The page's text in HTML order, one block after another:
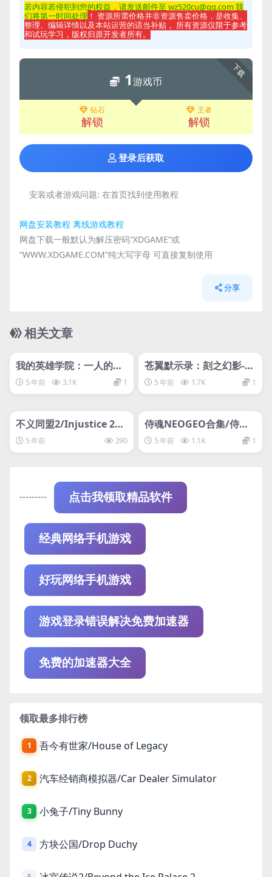
若内容若侵犯到您的权益，请发送邮件至 wz520cu@qq.com 我
们将第一时间处理 ！ 资源所需价格并非资源售卖价格，是收集、
整理、编辑详情以及本站运营的适当补贴， 所有资源仅限于参考
和试玩学习，版权归原开发者所有。
下载
1游戏币
钻石
解锁
王者
解锁
登录后获取
安装或者游戏问题: 在首页找到使用教程
网盘安装教程 离线游戏教程
网盘下载一般默认为解压密码“XDGAME”或
“WWW.XDGAME.COM”纯大写字母 可直接复制使用
分享
相关文章
网盘下载游戏
我的英雄学院：一人的正
义2/MY HERO ONE’S JU
STICE 2/赠1代
5 年前 3.1K 1
网盘下载游戏
苍翼默示录：刻之幻影-扩
展版/BlazBlue: Chrono
Phantasma Extend
5 年前 1.7K 1
网盘下载游戏
不义同盟2/Injustice 2
（传奇版-v20211104-集
成DLC ）
5 年前 290
网盘下载游戏
侍魂NEOGEO合集/侍魂
合集/Samurai Shodow
n NeoGeo Collection
5 年前 1.1K 1
--------- 点击我领取精品软件
经典网络手机游戏
好玩网络手机游戏
游戏登录错误解决免费加速器
免费的加速器大全
领取最多排行榜
1 吾今有世家/House of Legacy
2 汽车经销商模拟器/Car Dealer Simulator
3 小兔子/Tiny Bunny
4 方块公国/Drop Duchy